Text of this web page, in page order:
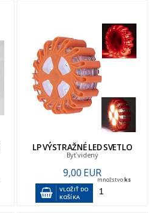
LP VÝSTRAŽNÉ LED SVETLO
Byť videný
9,00 EUR
VLOŽIŤ DO
KOŠÍKA
množstvoks